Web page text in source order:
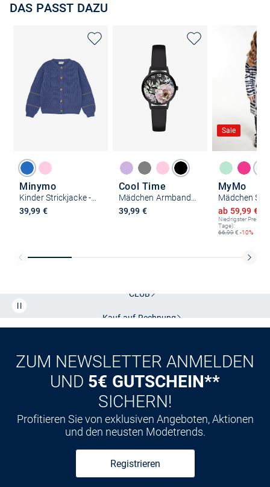
DAS PASST DAZU
Minymo
39,99 €
Cool Time
39,99 €
Sale
MyMo
Ermäßigter
ab 59,99 €
Niedrigster Preis
Tage):
66,99€ -10%
CLUB
Kauf auf Rechnung
ZUM NEWSLETTER ANMELDEN
UND 5€ GUTSCHEIN**
SICHERN!
Profitieren Sie von exklusiven Angeboten, Aktionen
und den neusten Modetrends.
Registrieren